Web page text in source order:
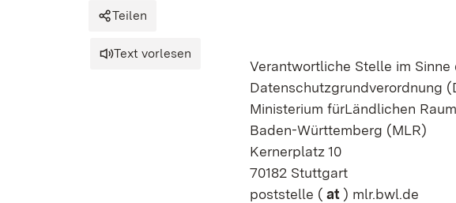
Teilen
Text vorlesen
Verantwortliche Stelle im
Datenschutzgrundverordnung
Ministerium fürLändlichen
Baden-Württemberg (MLR)
Kernerplatz 10
70182 Stuttgart
poststelle ( at ) mlr.bwl.de